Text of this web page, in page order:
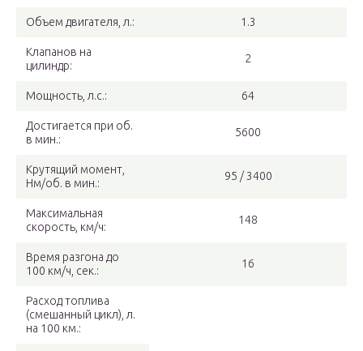
Объем двигателя, л.: 1.3
Клапанов на
цилиндр:
2
Мощность, л.с.: 64
Достигается при об.
в мин.:
5600
Крутящий момент,
Нм/об. в мин.:
95 / 3400
Максимальная
скорость, км/ч:
148
Время разгона до
100 км/ч, сек.:
16
Расход топлива
(смешанный цикл), л.
на 100 км.: